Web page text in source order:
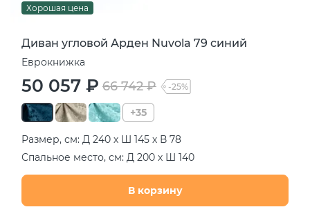
Хорошая цена
Диван угловой Арден Nuvola 79 синий
Еврокнижка
50 057 ₽ 66 742 ₽ -25%
+35
Размер, см: Д 240 х Ш 145 х В 78
Спальное место, см: Д 200 х Ш 140
В корзину